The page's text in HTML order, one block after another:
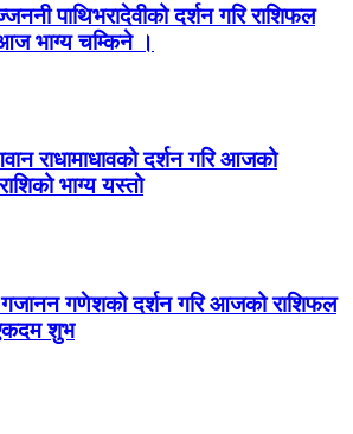
पाथिभरादेवीको दर्शन गरि राशिफल
आज भाग्य चम्किने ।
राधामाधावको दर्शन गरि आजको
भाग्य यस्तो
गणेशको दर्शन गरि आजको राशिफल
एकदम शुभ